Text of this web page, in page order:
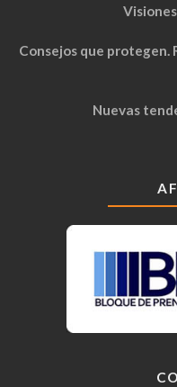
Consejos que protegen.
Nuevas